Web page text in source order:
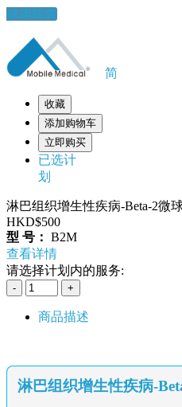
健康錦囊
简
收藏
添加购物车
立即购买
已选计
划
淋巴组织增生性疾病-Beta-2微
HKD$500
型 号： B2M
查看详情
请选择计划内的服务:
商品描述
淋巴组织增生性疾病-